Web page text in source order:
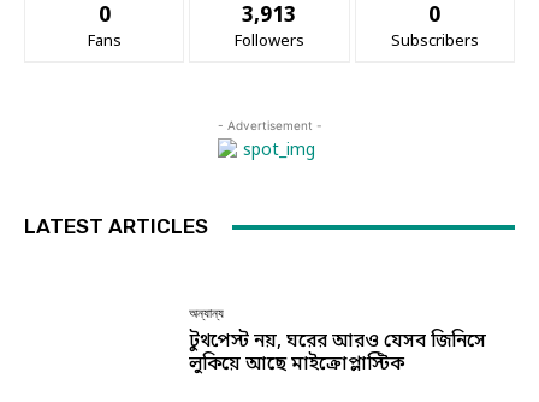
0
Fans
3,913
Followers
0
Subscribers
- Advertisement -
LATEST ARTICLES
অন্যান্য
টুথপেস্ট নয়, ঘরের আরও যেসব জিনিসে
লুকিয়ে আছে মাইক্রোপ্লাস্টিক